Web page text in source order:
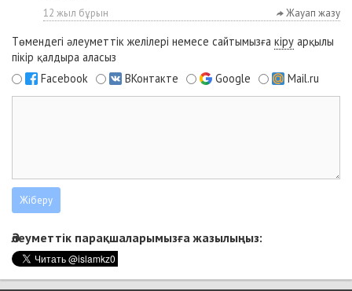
12 жыл бұрын Жауап жазу
Төмендегі әлеуметтік желілері немесе сайтымызға кіру арқылы
пікір қалдыра аласыз
Facebook
ВКонтакте Google Mail.ru
Әлеуметтік парақшаларымызға жазылыңыз: